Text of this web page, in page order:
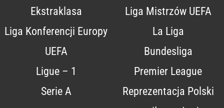
Ekstraklasa
Liga Mistrzów UEFA
Liga Konferencji Europy
UEFA
La Liga
Bundesliga
Ligue – 1
Premier League
Serie A
Reprezentacja Polski